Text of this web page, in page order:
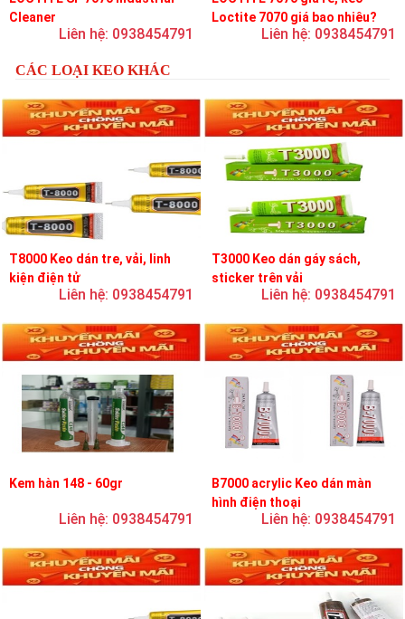
Cleaner
Liên hệ: 0938454791
Loctite 7070 giá bao nhiêu?
Liên hệ: 0938454791
CÁC LOẠI KEO KHÁC
T8000 Keo dán tre, vải, linh
kiện điện tử
Liên hệ: 0938454791
T3000 Keo dán gáy sách,
sticker trên vải
Liên hệ: 0938454791
Kem hàn 148 - 60gr
Liên hệ: 0938454791
B7000 acrylic Keo dán màn
hình điện thoại
Liên hệ: 0938454791